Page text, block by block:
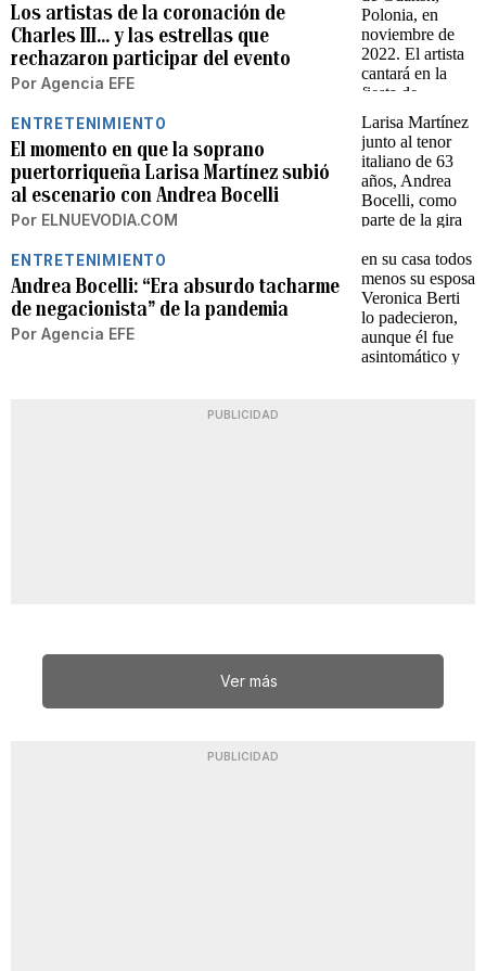
Los artistas de la coronación de
Charles III... y las estrellas que
rechazaron participar del evento
Por Agencia EFE
ENTRETENIMIENTO
El momento en que la soprano
puertorriqueña Larisa Martínez subió
al escenario con Andrea Bocelli
Por ELNUEVODIA.COM
ENTRETENIMIENTO
Andrea Bocelli: “Era absurdo tacharme
de negacionista” de la pandemia
Por Agencia EFE
PUBLICIDAD
Ver más
PUBLICIDAD